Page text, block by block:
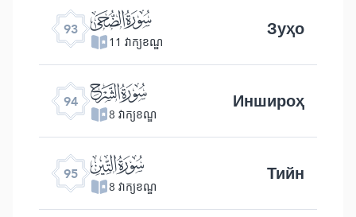
93 ﰊ
11 វាក្យខណ្ឌ Зуҳо
94 ﰋ
8 វាក្យខណ្ឌ Иншироҳ
95 ﰌ
8 វាក្យខណ្ឌ Тийн